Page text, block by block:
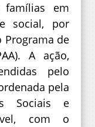
em
social, por
Programa de
A ação,
pelo
pela
Sociais e
com o